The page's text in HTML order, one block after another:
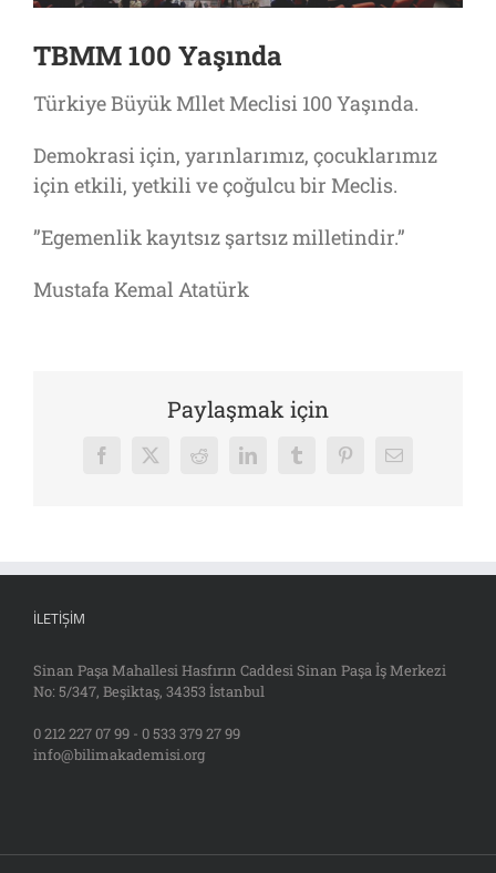
TBMM 100 Yaşında
Türkiye Büyük Mllet Meclisi 100 Yaşında.
Demokrasi için, yarınlarımız, çocuklarımız
için etkili, yetkili ve çoğulcu bir Meclis.
”Egemenlik kayıtsız şartsız milletindir.”
Mustafa Kemal Atatürk
Paylaşmak için
Facebook
X Reddit LinkedInTumblrPinterest
E-
İLETIŞIM
Sinan Paşa Mahallesi Hasfırın Caddesi Sinan Paşa İş Merkezi
No: 5/347, Beşiktaş, 34353 İstanbul
0 212 227 07 99 - 0 533 379 27 99
info@bilimakademisi.org